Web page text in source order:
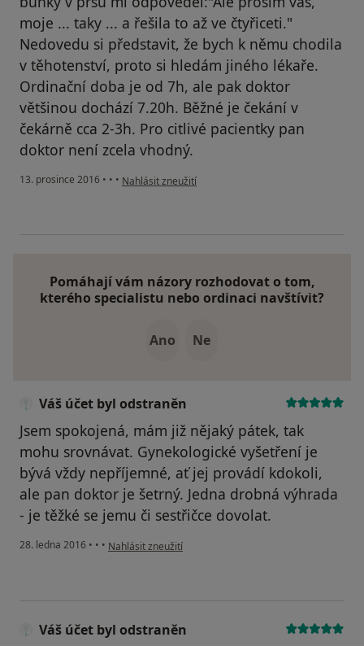
moje ... taky ... a řešila to až ve čtyřiceti."
Nedovedu si představit, že bych k němu chodila
v těhotenství, proto si hledám jiného lékaře.
Ordinační doba je od 7h, ale pak doktor
většinou dochází 7.20h. Běžné je čekání v
čekárně cca 2-3h. Pro citlivé pacientky pan
doktor není zcela vhodný.
13. prosince 2016 • • • podle názoru uživatele Váš účet byl odstraněn
Nahlásit zneužití
Pomáhají vám názory rozhodovat o tom,
kterého specialistu nebo ordinaci navštívit?
Ano Ne
Váš účet byl odstraněn
Jsem spokojená, mám již nějaký pátek, tak
mohu srovnávat. Gynekologické vyšetření je
bývá vždy nepříjemné, ať jej provádí kdokoli,
ale pan doktor je šetrný. Jedna drobná výhrada
- je těžké se jemu či sestřičce dovolat.
28. ledna 2016 • • • podle názoru uživatele Váš účet byl odstraněn
Nahlásit zneužití
Váš účet byl odstraněn